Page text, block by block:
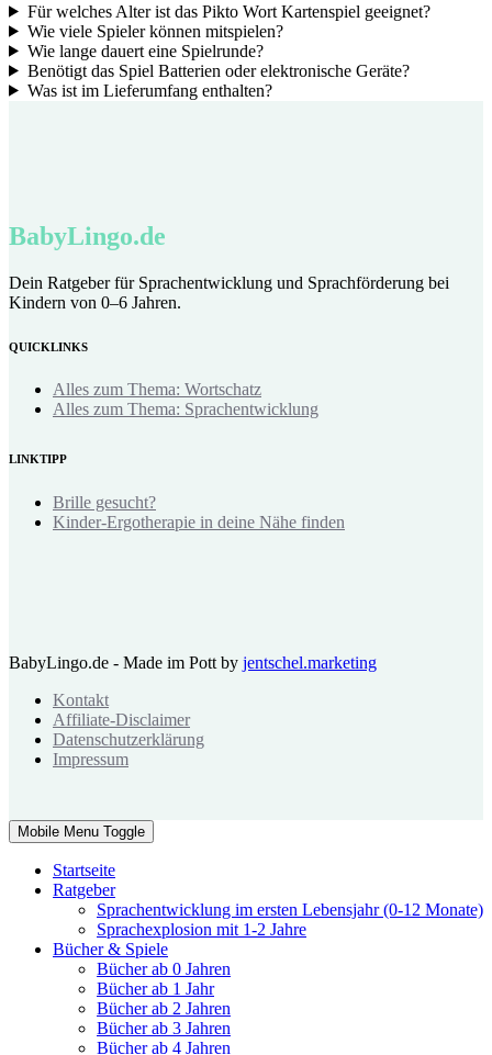
Für welches Alter ist das Pikto Wort Kartenspiel geeignet?
Wie viele Spieler können mitspielen?
Wie lange dauert eine Spielrunde?
Benötigt das Spiel Batterien oder elektronische Geräte?
Was ist im Lieferumfang enthalten?
BabyLingo.de
Dein Ratgeber für Sprachentwicklung und Sprachförderung bei
Kindern von 0–6 Jahren.
QUICKLINKS
Alles zum Thema: Wortschatz
Alles zum Thema: Sprachentwicklung
LINKTIPP
Brille gesucht?
Kinder-Ergotherapie in deine Nähe finden
BabyLingo.de - Made im Pott by jentschel.marketing
Kontakt
Affiliate-Disclaimer
Datenschutzerklärung
Impressum
Mobile Menu Toggle
Startseite
Ratgeber
Sprachentwicklung im ersten Lebensjahr (0-12 Monate)
Sprachexplosion mit 1-2 Jahre
Bücher & Spiele
Bücher ab 0 Jahren
Bücher ab 1 Jahr
Bücher ab 2 Jahren
Bücher ab 3 Jahren
Bücher ab 4 Jahren